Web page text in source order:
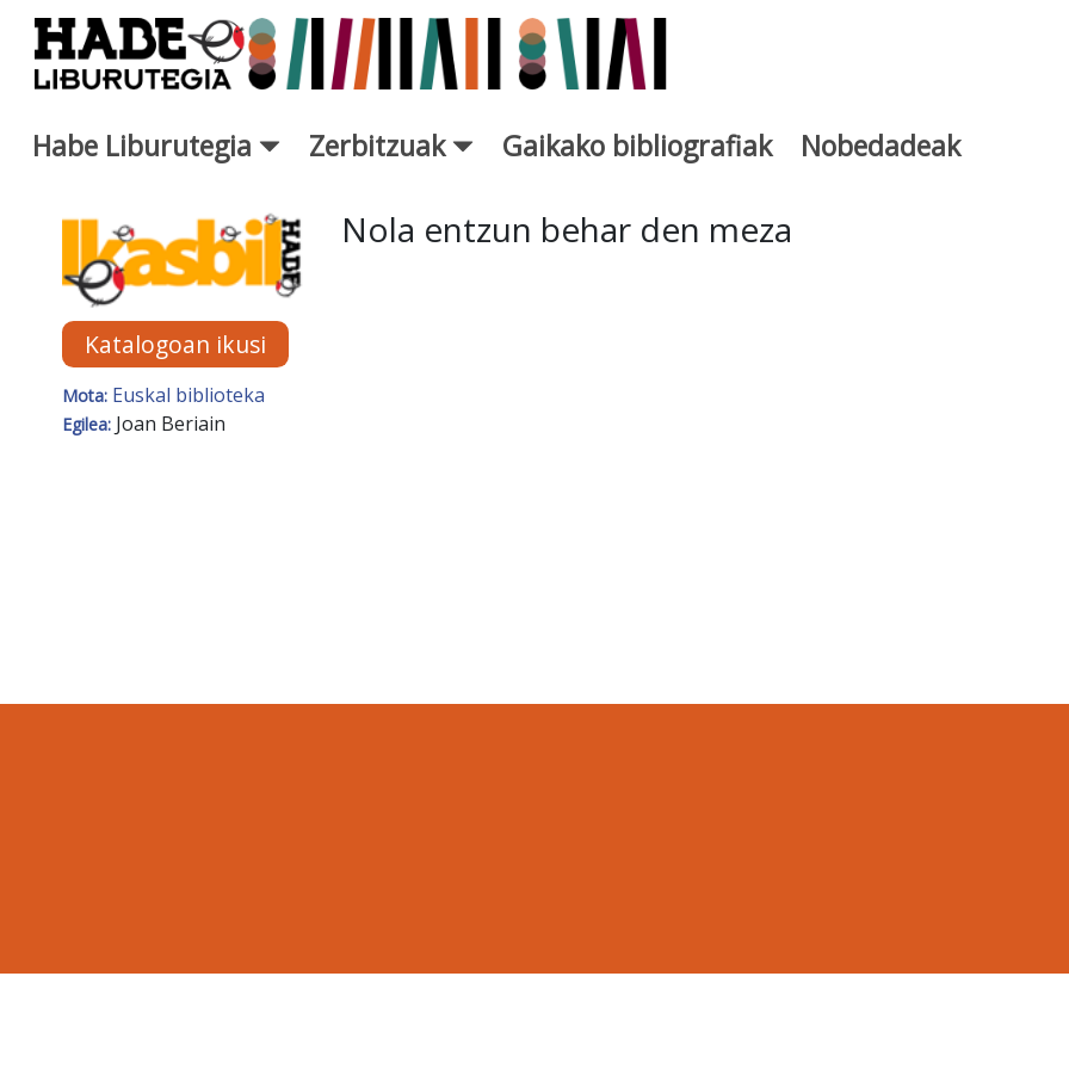
Eduki nagusira joan
Habe Liburutegia Zerbitzuak Gaikako bibliografiak Nobedadeak
Eskuratu berriak Fitxa - Liburutegia
Katalogoan ikusi
Mota: Euskal biblioteka
Egilea: Joan Beriain
Nola entzun behar den meza